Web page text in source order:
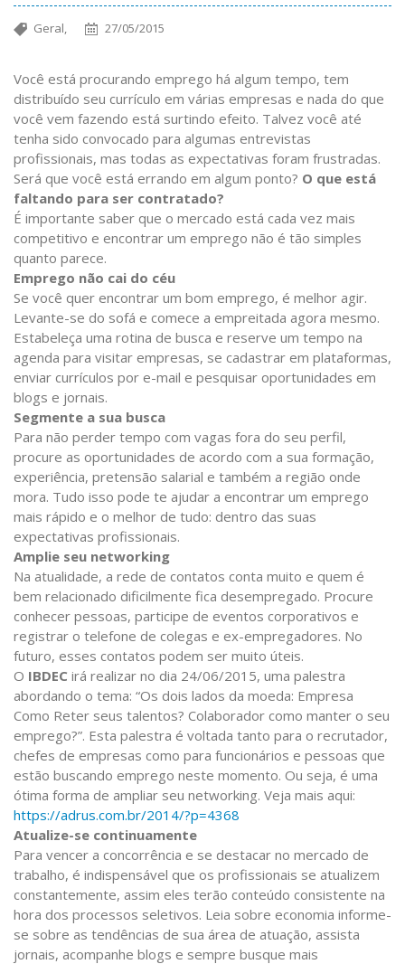
Geral, 27/05/2015
Você está procurando emprego há algum tempo, tem
distribuído seu currículo em várias empresas e nada do que
você vem fazendo está surtindo efeito. Talvez você até
tenha sido convocado para algumas entrevistas
profissionais, mas todas as expectativas foram frustradas.
Será que você está errando em algum ponto? O que está
faltando para ser contratado?
É importante saber que o mercado está cada vez mais
competitivo e encontrar um emprego não é tão simples
quanto parece.
Emprego não cai do céu
Se você quer encontrar um bom emprego, é melhor agir.
Levante-se do sofá e comece a empreitada agora mesmo.
Estabeleça uma rotina de busca e reserve um tempo na
agenda para visitar empresas, se cadastrar em plataformas,
enviar currículos por e-mail e pesquisar oportunidades em
blogs e jornais.
Segmente a sua busca
Para não perder tempo com vagas fora do seu perfil,
procure as oportunidades de acordo com a sua formação,
experiência, pretensão salarial e também a região onde
mora. Tudo isso pode te ajudar a encontrar um emprego
mais rápido e o melhor de tudo: dentro das suas
expectativas profissionais.
Amplie seu networking
Na atualidade, a rede de contatos conta muito e quem é
bem relacionado dificilmente fica desempregado. Procure
conhecer pessoas, participe de eventos corporativos e
registrar o telefone de colegas e ex-empregadores. No
futuro, esses contatos podem ser muito úteis.
O IBDEC irá realizar no dia 24/06/2015, uma palestra
abordando o tema: “Os dois lados da moeda: Empresa
Como Reter seus talentos? Colaborador como manter o seu
emprego?”. Esta palestra é voltada tanto para o recrutador,
chefes de empresas como para funcionários e pessoas que
estão buscando emprego neste momento. Ou seja, é uma
ótima forma de ampliar seu networking. Veja mais aqui:
https://adrus.com.br/2014/?p=4368
Atualize-se continuamente
Para vencer a concorrência e se destacar no mercado de
trabalho, é indispensável que os profissionais se atualizem
constantemente, assim eles terão conteúdo consistente na
hora dos processos seletivos. Leia sobre economia informe-
se sobre as tendências de sua área de atuação, assista
jornais, acompanhe blogs e sempre busque mais